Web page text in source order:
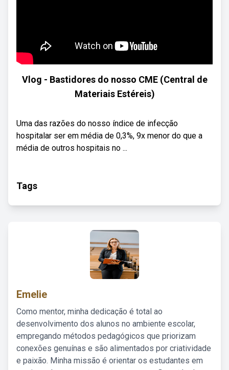
Vlog - Bastidores do nosso CME (Central de
Materiais Estéreis)
Uma das razões do nosso índice de infecção
hospitalar ser em média de 0,3%, 9x menor do que a
média de outros hospitais no ...
Tags
Emelie
Como mentor, minha dedicação é total ao
desenvolvimento dos alunos no ambiente escolar,
empregando métodos pedagógicos que priorizam
conexões genuínas e são alimentados por criatividade
e paixão. Minha missão é orientar os estudantes em